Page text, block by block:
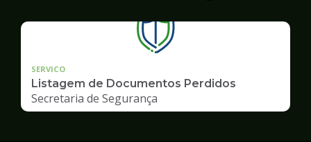
SERVICO
Listagem de Documentos Perdidos
Secretaria de Segurança